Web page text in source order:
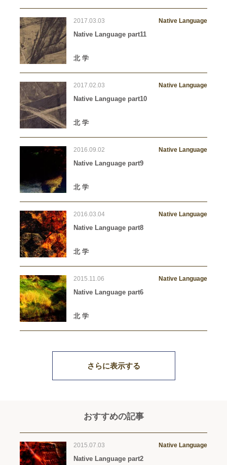
2017.03.03 Native Language
Native Language part11
北 学
2017.02.03 Native Language
Native Language part10
北 学
2016.09.02 Native Language
Native Language part9
北 学
2016.03.04 Native Language
Native Language part8
北 学
2015.11.06 Native Language
Native Language part6
北 学
さらに表示する
おすすめの記事
2015.07.03 Native Language
Native Language part2